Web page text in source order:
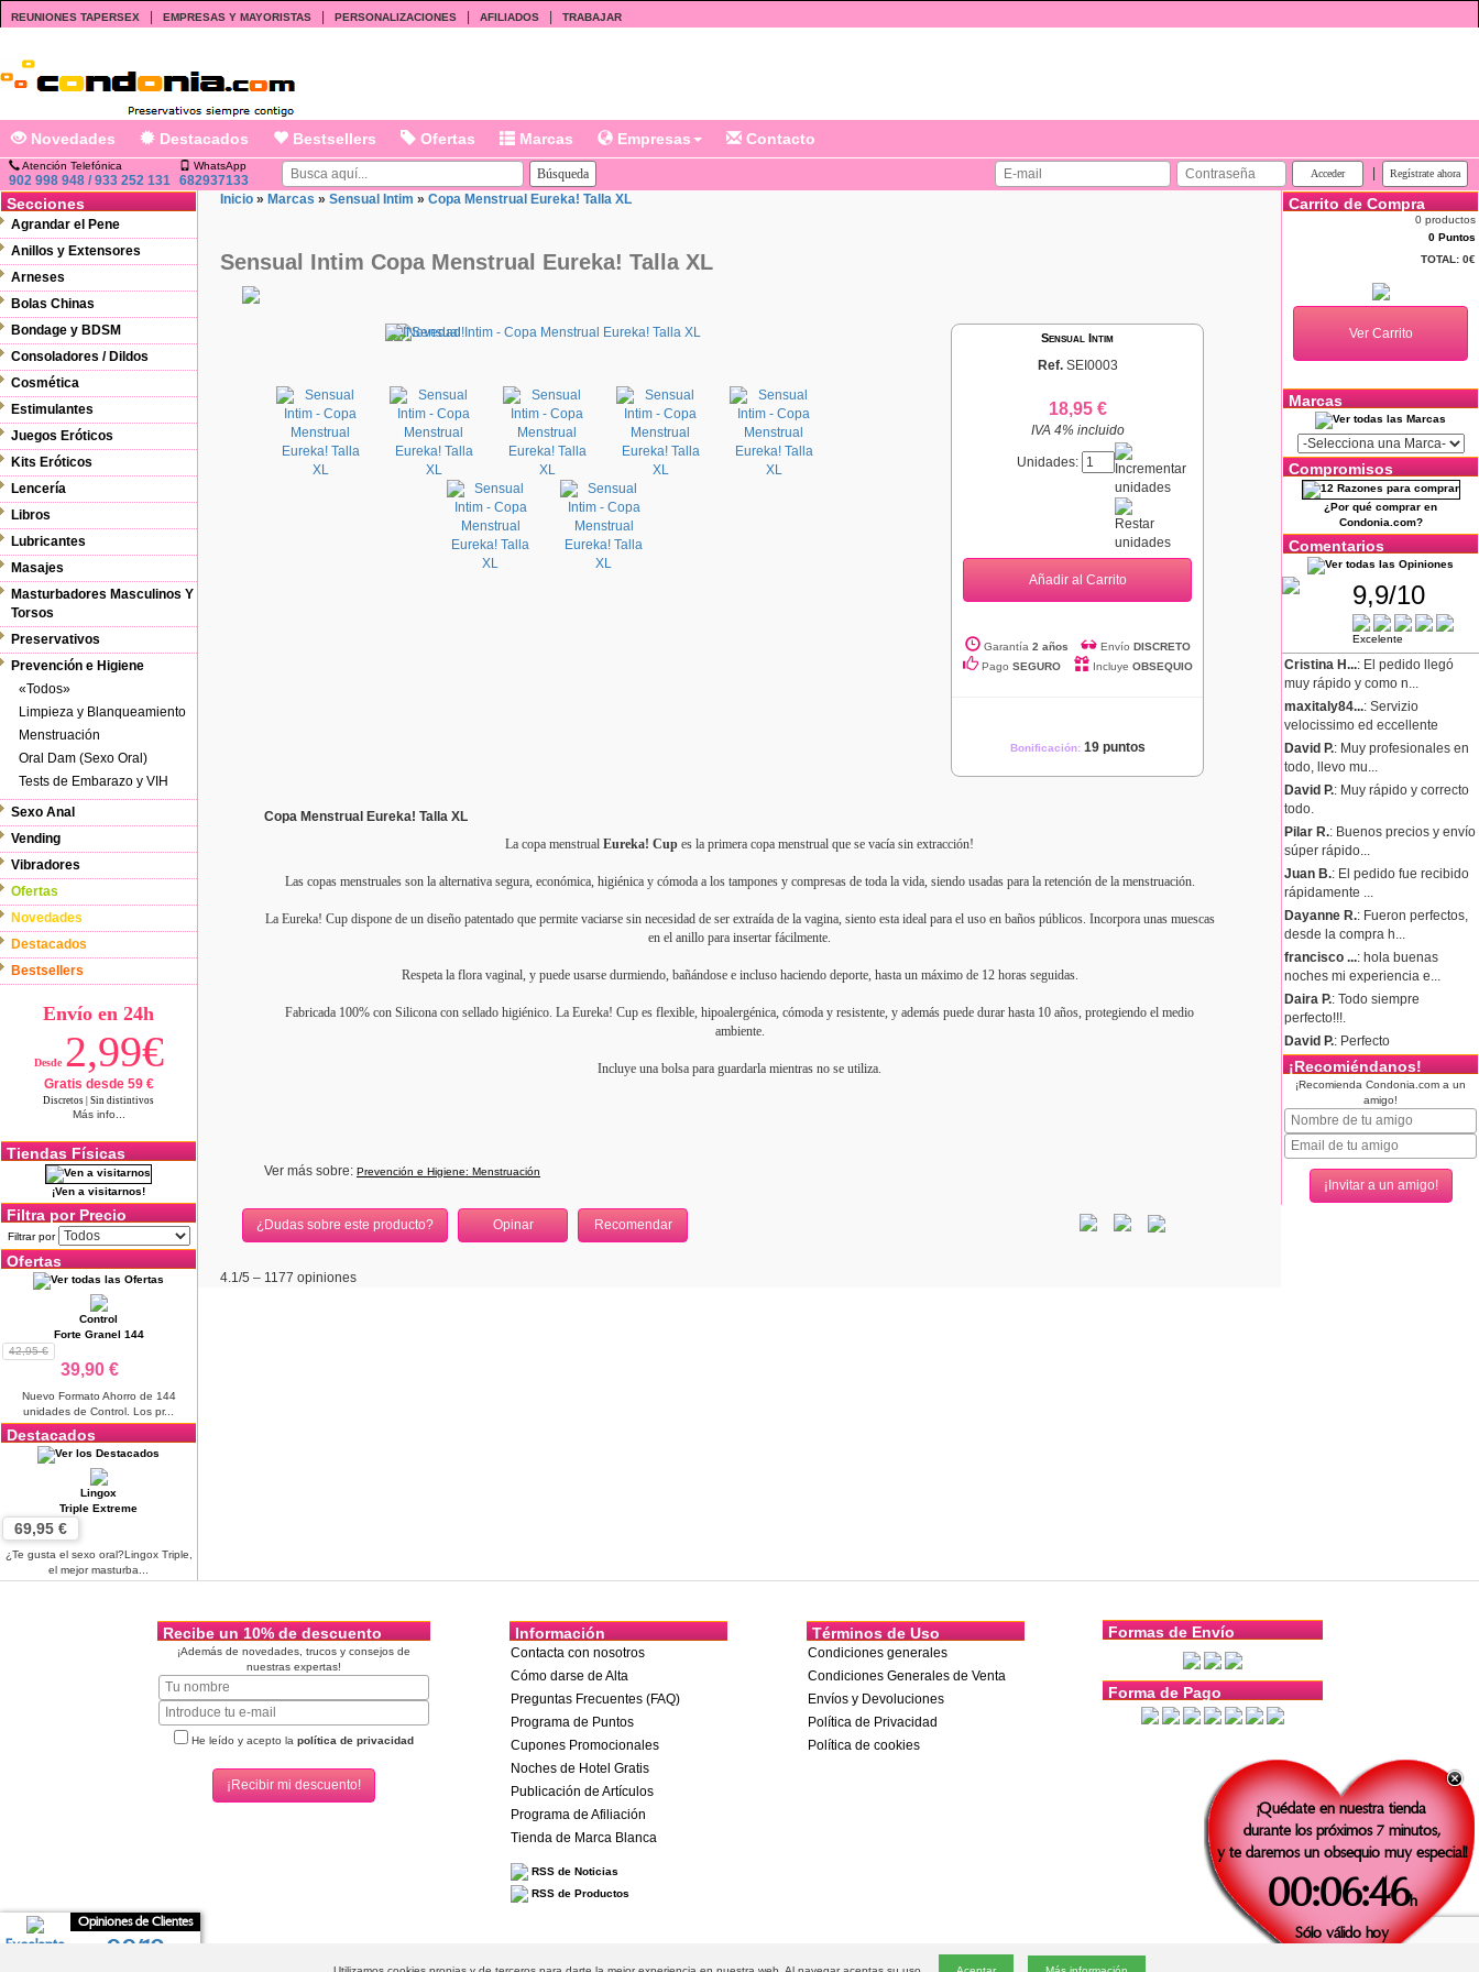
Excelente
Opiniones de Clientes
9,9/10
¡Quédate en nuestra tienda
durante los próximos 7 minutos,
y te daremos un obsequio muy especial!
00:06:46h
Sólo válido hoy
REUNIONES TAPERSEX EMPRESAS Y MAYORISTAS PERSONALIZACIONES AFILIADOS TRABAJAR
Novedades Destacados Bestsellers Ofertas Marcas Empresas Contacto
Atención Telefónica
902 998 948 / 933 252 131
WhatsApp
682937133
Secciones
Agrandar el Pene
Anillos y Extensores
Arneses
Bolas Chinas
Bondage y BDSM
Consoladores / Dildos
Cosmética
Estimulantes
Juegos Eróticos
Kits Eróticos
Lencería
Libros
Lubricantes
Masajes
Masturbadores Masculinos Y
Torsos
Preservativos
Prevención e Higiene
«Todos»
Limpieza y Blanqueamiento
Menstruación
Oral Dam (Sexo Oral)
Tests de Embarazo y VIH
Sexo Anal
Vending
Vibradores
Ofertas
Novedades
Destacados
Bestsellers
Envío en 24h
Desde 2,99€
Gratis desde 59 €
Discretos | Sin distintivos
Más info...
Tiendas Físicas
¡Ven a visitarnos!
Filtra por Precio
Filtrar por
Ofertas
Control
Forte Granel 144
42,95 €
39,90 €
Nuevo Formato Ahorro de 144
unidades de Control. Los pr...
Destacados
Lingox
Triple Extreme
69,95 €
¿Te gusta el sexo oral?Lingox Triple,
el mejor masturba...
Inicio » Marcas » Sensual Intim » Copa Menstrual Eureka! Talla XL
Sensual Intim Copa Menstrual Eureka! Talla XL
Sensual Intim
Ref. SEI0003
18,95 €
IVA 4% incluido
Unidades:
Añadir al Carrito
Garantía 2 años Envío DISCRETO
Pago SEGURO Incluye OBSEQUIO
Bonificación: 19 puntos
Copa Menstrual Eureka! Talla XL
La copa menstrual Eureka! Cup es la primera copa menstrual que se vacía sin extracción!
Las copas menstruales son la alternativa segura, económica, higiénica y cómoda a los tampones y compresas de toda la vida, siendo usadas para la retención de la menstruación.
La Eureka! Cup dispone de un diseño patentado que permite vaciarse sin necesidad de ser extraída de la vagina, siento esta ideal para el uso en baños públicos. Incorpora unas muescas
en el anillo para insertar fácilmente.
Respeta la flora vaginal, y puede usarse durmiendo, bañándose e incluso haciendo deporte, hasta un máximo de 12 horas seguidas.
Fabricada 100% con Silicona con sellado higiénico. La Eureka! Cup es flexible, hipoalergénica, cómoda y resistente, y además puede durar hasta 10 años, protegiendo el medio
ambiente.
Incluye una bolsa para guardarla mientras no se utiliza.
Ver más sobre: Prevención e Higiene: Menstruación
¿Dudas sobre este producto?
4.1/5 – 1177 opiniones
Carrito de Compra
0 productos
0 Puntos
TOTAL: 0€
Marcas
Compromisos
¿Por qué comprar en
Condonia.com?
Comentarios
9,9/10
Excelente
Cristina H...: El pedido llegó
muy rápido y como n...
maxitaly84...: Servizio
velocissimo ed eccellente
David P.: Muy profesionales en
todo, llevo mu...
David P.: Muy rápido y correcto
todo.
Pilar R.: Buenos precios y envío
súper rápido...
Juan B.: El pedido fue recibido
rápidamente ...
Dayanne R.: Fueron perfectos,
desde la compra h...
francisco ...: hola buenas
noches mi experiencia e...
Daira P.: Todo siempre
perfecto!!!.
David P.: Perfecto
¡Recomiéndanos!
¡Recomienda Condonia.com a un
amigo!
Recibe un 10% de descuento
¡Además de novedades, trucos y consejos de
nuestras expertas!
He leído y acepto la política de privacidad
Información
Contacta con nosotros
Cómo darse de Alta
Preguntas Frecuentes (FAQ)
Programa de Puntos
Cupones Promocionales
Noches de Hotel Gratis
Publicación de Artículos
Programa de Afiliación
Tienda de Marca Blanca
RSS de Noticias
RSS de Productos
Términos de Uso
Condiciones generales
Condiciones Generales de Venta
Envíos y Devoluciones
Política de Privacidad
Política de cookies
Formas de Envío
Forma de Pago
- Condonia, S.L. 2026 © Todos los derechos reservados